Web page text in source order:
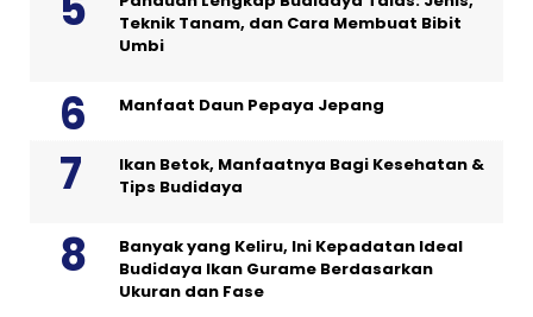
Teknik Tanam, dan Cara Membuat Bibit
Umbi
Manfaat Daun Pepaya Jepang
Ikan Betok, Manfaatnya Bagi Kesehatan &
Tips Budidaya
Banyak yang Keliru, Ini Kepadatan Ideal
Budidaya Ikan Gurame Berdasarkan
Ukuran dan Fase